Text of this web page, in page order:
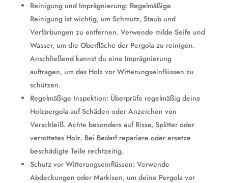
Reinigung und Imprägnierung: Regelmäßige
Reinigung ist wichtig, um Schmutz, Staub und
Verfärbungen zu entfernen. Verwende milde Seife und
Wasser, um die Oberfläche der Pergola zu reinigen.
Anschließend kannst du eine Imprägnierung
auftragen, um das Holz vor Witterungseinflüssen zu
schützen.
Regelmäßige Inspektion: Überprüfe regelmäßig deine
Holzpergola auf Schäden oder Anzeichen von
Verschleiß. Achte besonders auf Risse, Splitter oder
verrottetes Holz. Bei Bedarf repariere oder ersetze
beschädigte Teile rechtzeitig.
Schutz vor Witterungseinflüssen: Verwende
Abdeckungen oder Markisen, um deine Pergola vor